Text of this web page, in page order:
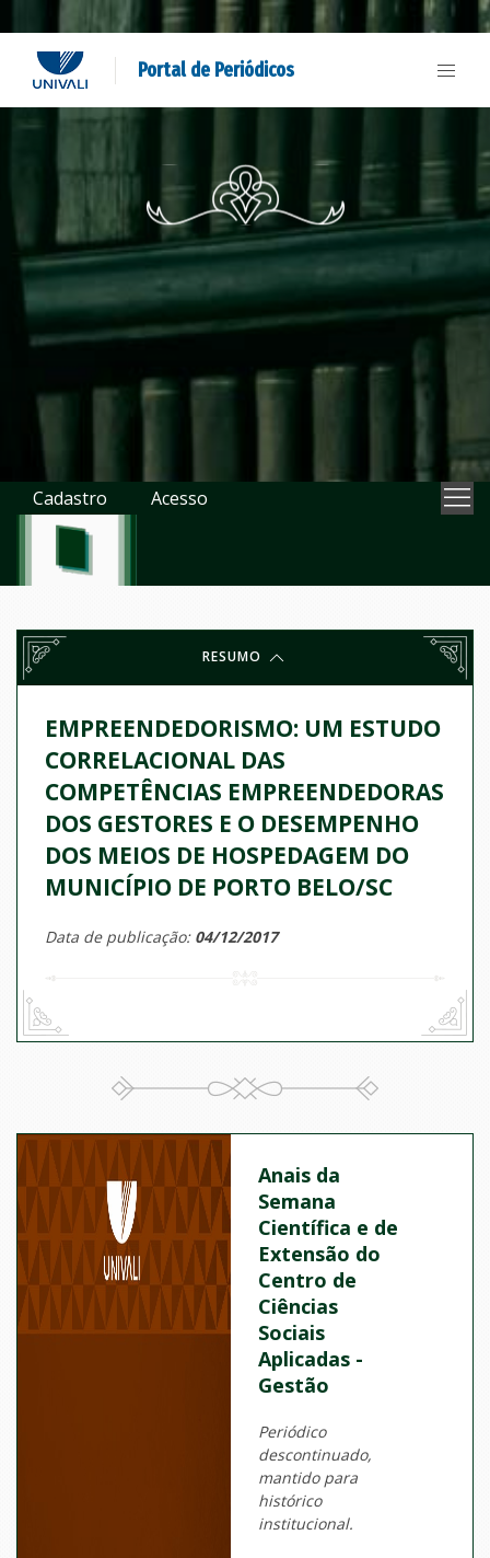
Portal de Periódicos
Cadastro Acesso
RESUMO
EMPREENDEDORISMO: UM ESTUDO
CORRELACIONAL DAS
COMPETÊNCIAS EMPREENDEDORAS
DOS GESTORES E O DESEMPENHO
DOS MEIOS DE HOSPEDAGEM DO
MUNICÍPIO DE PORTO BELO/SC
Data de publicação: 04/12/2017
Anais da
Semana
Científica e de
Extensão do
Centro de
Ciências
Sociais
Aplicadas -
Gestão
Periódico
descontinuado,
mantido para
histórico
institucional.